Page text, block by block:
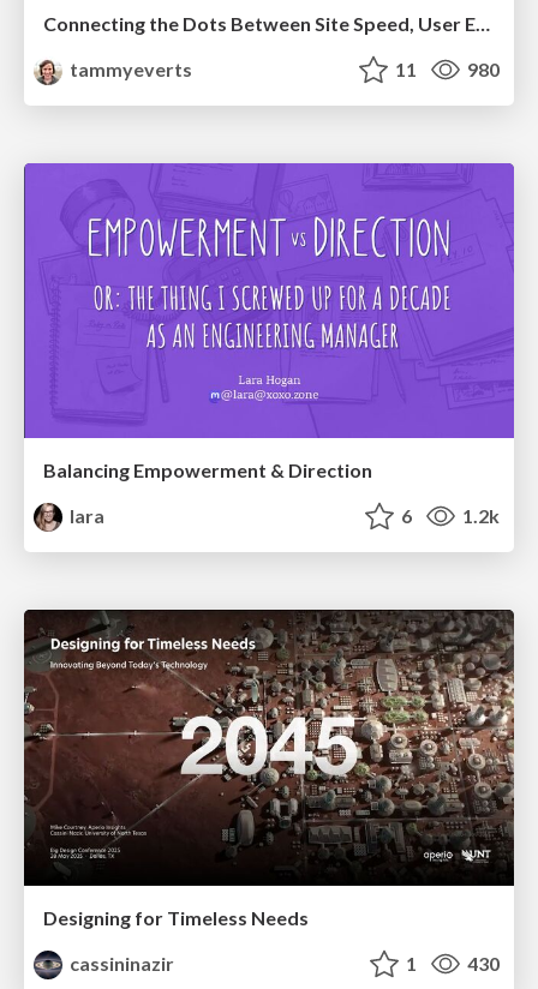
Connecting the Dots Between Site Speed, User Experience & Your Business [WebExpo 2025]
tammyeverts
11 980
Balancing Empowerment & Direction
lara
6 1.2k
Designing for Timeless Needs
cassininazir
1 430